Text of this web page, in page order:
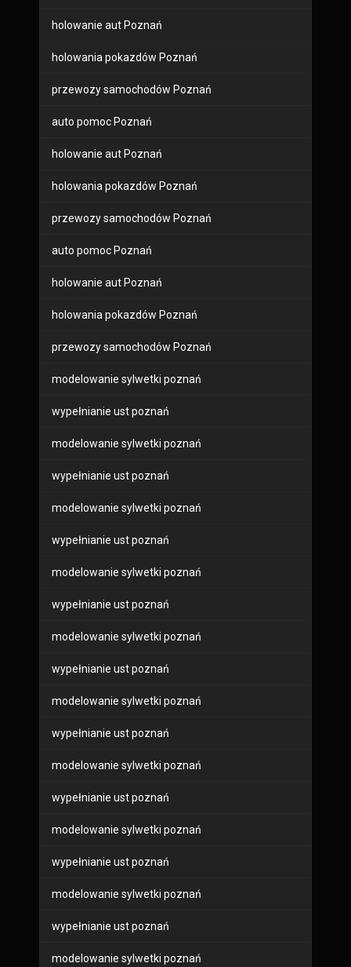
holowanie aut Poznań
holowania pokazdów Poznań
przewozy samochodów Poznań
auto pomoc Poznań
holowanie aut Poznań
holowania pokazdów Poznań
przewozy samochodów Poznań
auto pomoc Poznań
holowanie aut Poznań
holowania pokazdów Poznań
przewozy samochodów Poznań
modelowanie sylwetki poznań
wypełnianie ust poznań
modelowanie sylwetki poznań
wypełnianie ust poznań
modelowanie sylwetki poznań
wypełnianie ust poznań
modelowanie sylwetki poznań
wypełnianie ust poznań
modelowanie sylwetki poznań
wypełnianie ust poznań
modelowanie sylwetki poznań
wypełnianie ust poznań
modelowanie sylwetki poznań
wypełnianie ust poznań
modelowanie sylwetki poznań
wypełnianie ust poznań
modelowanie sylwetki poznań
wypełnianie ust poznań
modelowanie sylwetki poznań